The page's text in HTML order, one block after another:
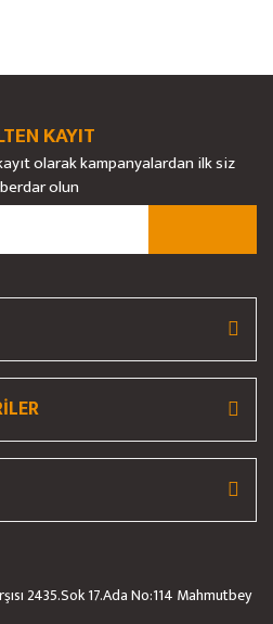
yorumu siz yapın!
Yorum Yaz
formunu kullanarak tarafımıza
görüntülenemiyor.
bulunuyor.
pahalı.
KAYIT
olarak kampanyalardan ilk siz
olun
2435.Sok 17.Ada No:114 Mahmutbey